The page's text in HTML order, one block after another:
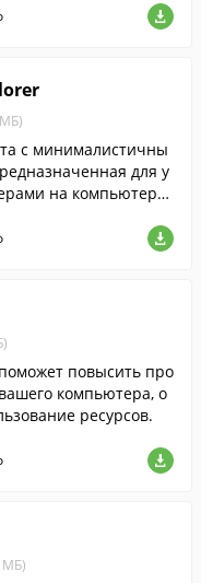
с минималистичны
для у
на компьютере
повысить про
компьютера, о
ресурсов.
МБ)